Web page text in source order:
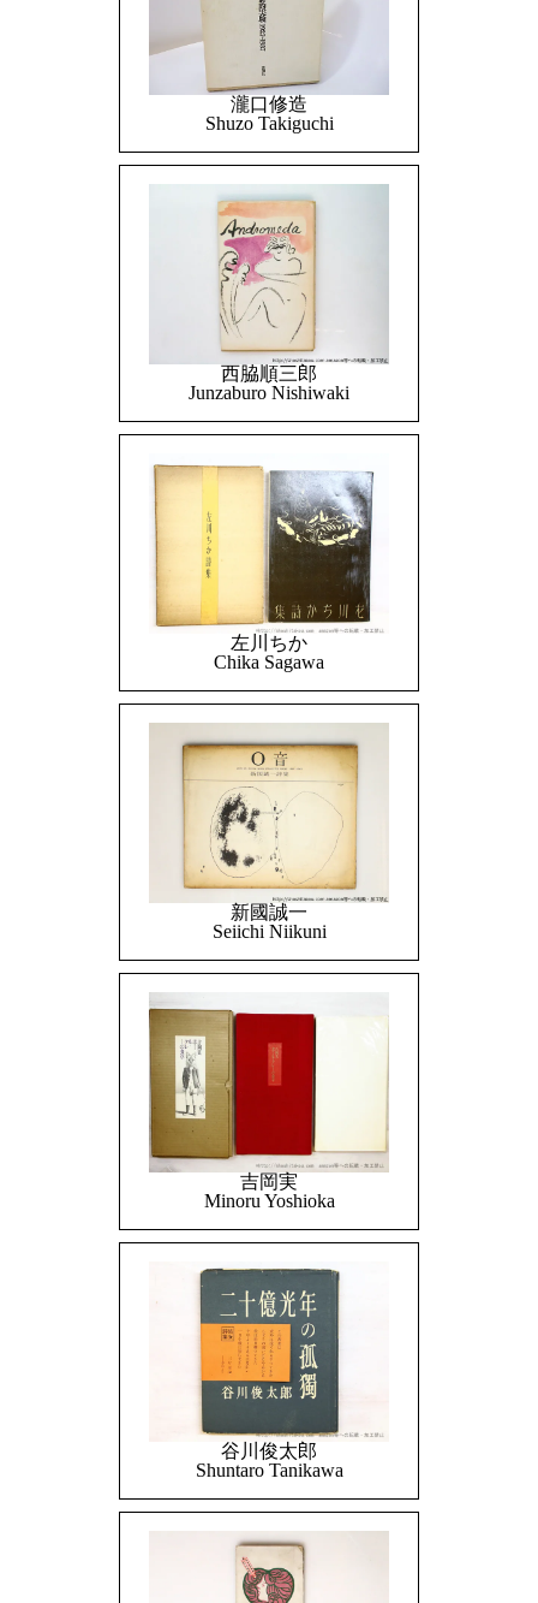
瀧口修造
Shuzo Takiguchi
西脇順三郎
Junzaburo Nishiwaki
左川ちか
Chika Sagawa
新國誠一
Seiichi Niikuni
吉岡実
Minoru Yoshioka
谷川俊太郎
Shuntaro Tanikawa